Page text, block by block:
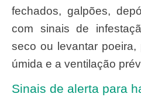
fechados, galpões,
com sinais de
seco ou levantar poeira,
úmida e a ventilação
Sinais de alerta para